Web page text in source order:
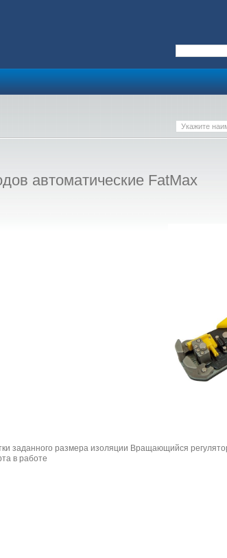
автоматические FatMax
заданного размера изоляции Вращающийся
в работе